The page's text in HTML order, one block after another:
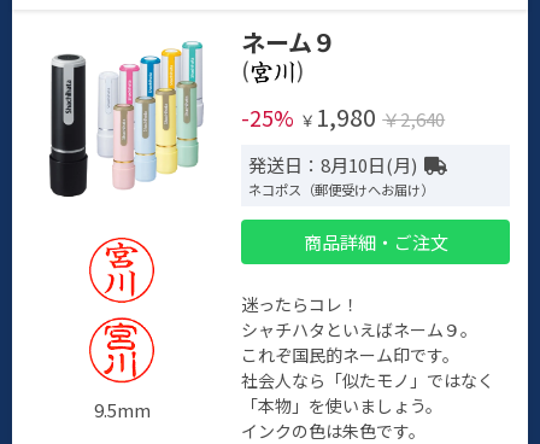
9.5mm
ネーム９
(
)
-25% ￥ 1,980 ￥2,640
発送日：8月10日(月)
ネコポス（郵便受けへお届け）
商品詳細・ご注文
迷ったらコレ！
シャチハタといえばネーム９。
これぞ国民的ネーム印です。
社会人なら「似たモノ」ではなく
「本物」を使いましょう。
インクの色は朱色です。